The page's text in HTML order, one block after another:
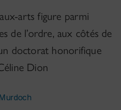
arts figure parmi
de l’ordre, aux côtés de
doctorat honorifique
Dion